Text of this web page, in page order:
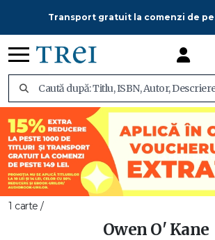
Transport gratuit la comenzi de
1 carte /
Owen O' Kane